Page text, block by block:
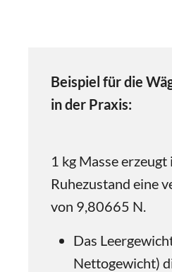
Beispiel für die
in der Praxis:
1 kg Masse erzeugt
Ruhezustand eine
von 9,80665 N.
Das
Nettogewicht)